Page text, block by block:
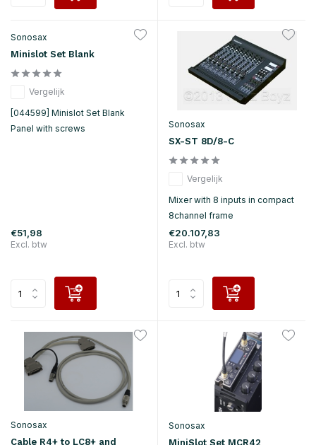
Sonosax
Minislot Set Blank
Vergelijk
[044599] Minislot Set Blank
Panel with screws
€51,98
Excl. btw
Sonosax
SX-ST 8D/8-C
Vergelijk
Mixer with 8 inputs in compact
8channel frame
€20.107,83
Excl. btw
Sonosax
Cable R4+ to LC8+ and
Sonosax
MiniSlot Set MCR42